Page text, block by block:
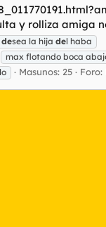
y rolliza amiga
desea la hija del haba
max flotando boca
Masunos: 25 Foro: